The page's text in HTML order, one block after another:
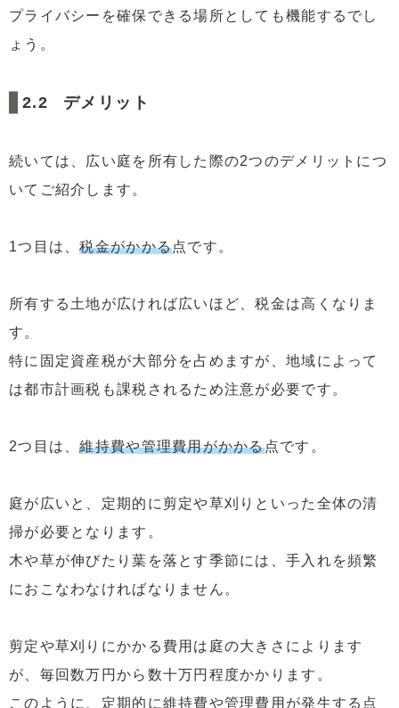
プライバシーを確保できる場所としても機能するでし
ょう。
デメリット
続いては、広い庭を所有した際の2つのデメリットにつ
いてご紹介します。
1つ目は、税金がかかる点です。
所有する土地が広ければ広いほど、税金は高くなりま
す。
特に固定資産税が大部分を占めますが、地域によって
は都市計画税も課税されるため注意が必要です。
2つ目は、維持費や管理費用がかかる点です。
庭が広いと、定期的に剪定や草刈りといった全体の清
掃が必要となります。
木や草が伸びたり葉を落とす季節には、手入れを頻繁
におこなわなければなりません。
剪定や草刈りにかかる費用は庭の大きさによります
が、毎回数万円から数十万円程度かかります。
このように、定期的に維持費や管理費用が発生する点